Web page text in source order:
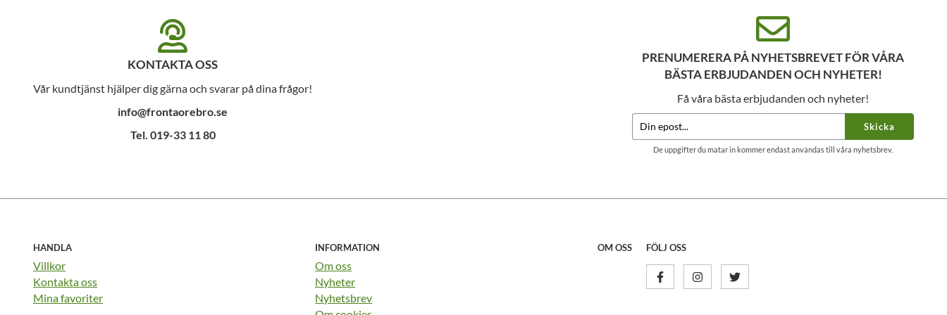
KONTAKTA OSS
Vår kundtjänst hjälper dig gärna och svarar på dina frågor!
info@frontaorebro.se
Tel. 019-33 11 80
PRENUMERERA PÅ NYHETSBREVET FÖR VÅRA
BÄSTA ERBJUDANDEN OCH NYHETER!
Få våra bästa erbjudanden och nyheter!
Skicka
De uppgifter du matar in kommer endast användas till våra nyhetsbrev.
HANDLA
Villkor
Kontakta oss
Mina favoriter
INFORMATION
Om oss
Nyheter
Nyhetsbrev
OM OSS FÖLJ OSS